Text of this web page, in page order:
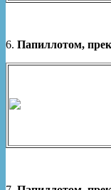
6. Папиллотом,